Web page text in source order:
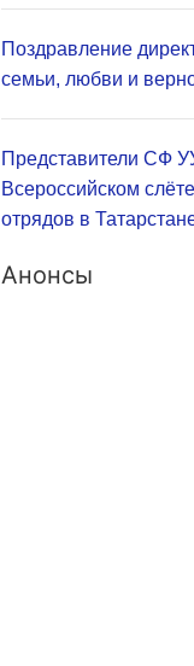
Поздравление
семьи, любви и
Представители СФ
Всероссийском
отрядов в
Анонсы